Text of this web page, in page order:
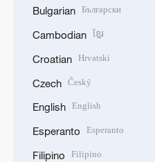
Bulgarian Български
Cambodian ខ្មែរ
Croatian Hrvatski
Czech Český
English English
Esperanto Esperanto
Filipino Filipino